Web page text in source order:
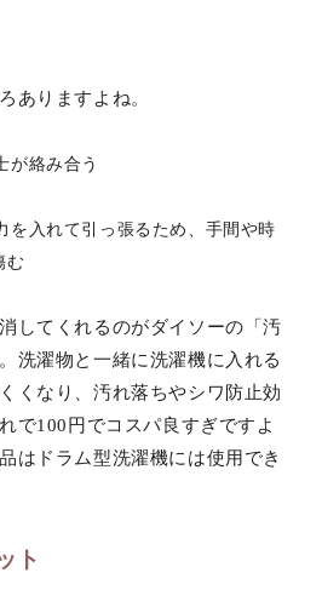
ありますよね。
が絡み合う
を入れて引っ張るため、手間や時
む
してくれるのがダイソーの「汚
洗濯物と一緒に洗濯機に入れる
くなり、汚れ落ちやシワ防止効
で100円でコスパ良すぎですよ
はドラム型洗濯機には使用でき
ト